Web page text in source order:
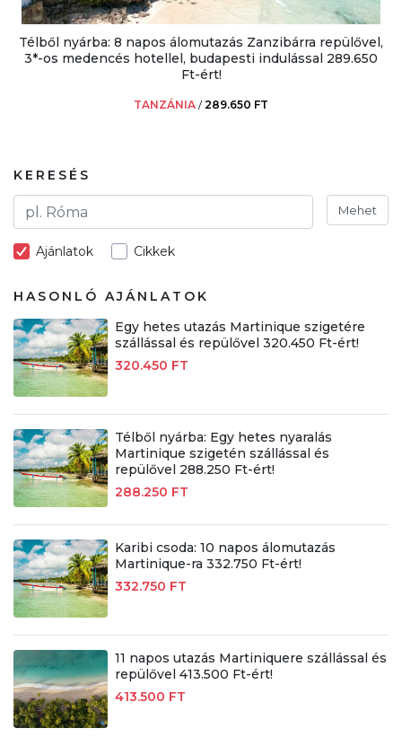
Télből nyárba: 8 napos álomutazás Zanzibárra repülővel,
3*-os medencés hotellel, budapesti indulással 289.650
Ft-ért!
TANZÁNIA /289.650 FT
KERESÉS
Mehet
Ajánlatok Cikkek
HASONLÓ AJÁNLATOK
Egy hetes utazás Martinique szigetére
szállással és repülővel 320.450 Ft-ért!
320.450 FT
Télből nyárba: Egy hetes nyaralás
Martinique szigetén szállással és
repülővel 288.250 Ft-ért!
288.250 FT
Karibi csoda: 10 napos álomutazás
Martinique-ra 332.750 Ft-ért!
332.750 FT
11 napos utazás Martiniquere szállással és
repülővel 413.500 Ft-ért!
413.500 FT